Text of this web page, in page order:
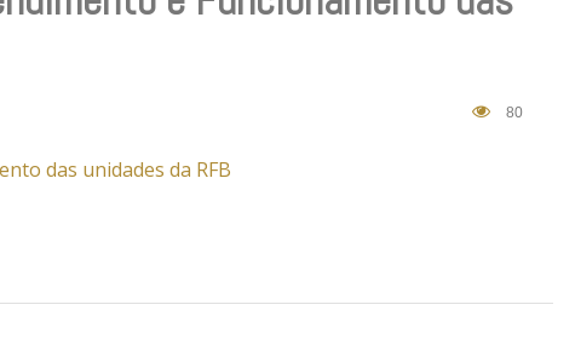
80
das unidades da RFB